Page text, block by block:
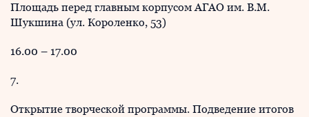
Площадь перед главным корпусом АГАО им. В.М.
Шукшина (ул. Короленко, 53)
16.00 – 17.00
7.
Открытие творческой программы. Подведение итогов